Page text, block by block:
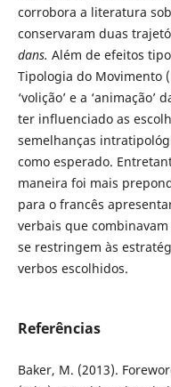
corrobora a literatura
conservaram duas
dans. Além de efeitos
Tipologia do Movimento
‘volição’ e a
ter influenciado as
semelhanças
como esperado.
maneira foi mais
para o francês
verbais que
se restringem às
verbos escolhidos.
Referências
Baker, M. (2013).